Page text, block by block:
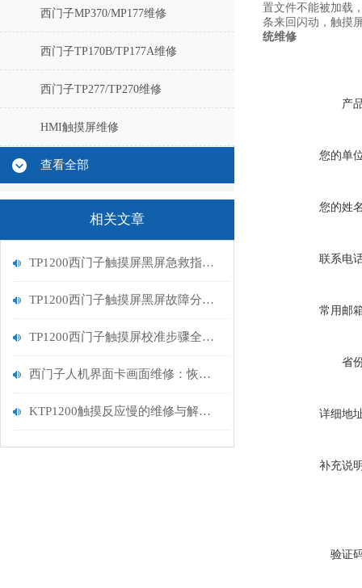
西门子MP370/MP177维修
西门子TP170B/TP177A维修
西门子TP277/TP270维修
HMI触摸屏维修
查看全部
相关文章
TP1200西门子触摸屏黑屏急救指南：从排查到修复的完整流程
TP1200西门子触摸屏黑屏故障分析与维修指南
TP1200西门子触摸屏校准步骤全解析
西门子人机界面卡画面维修：恢复高效交互的关键步骤
KTP1200触摸反应慢的维修与解决方案
置文件不能被加载
条来回闪动，触摸
统维修
产
您的单
您的姓
联系电
常用邮
省
详细地
补充说
验证